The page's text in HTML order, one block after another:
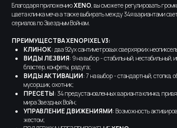
Благодаря приложениюXENO, вы сможете регулировать
цвета клинка меча а также выбирать между 34я вариантами
сериалов по Звездным Войнам.
ПРЕИМУЩЕСТВА XENOPIXEL V3:
КЛИНОК: два 92ух сантиметровых сверхярких
ВИДЫ ЛЕЗВИЯ: 9 на выбор - стабильный, нестабильный,
бластер, конфеты, радуга;
ВИДЫ АКТИВАЦИИ: 7 на выбор - стандартный, стопка,
мусорщик, охотник;
ПРЕСЕТЫ: 34 предустановленных варианта клинка,
мира Звездных Войн;
УПРАВЛЕНИЕ ДВИЖЕНИЯМИ: Возможность
жестом;